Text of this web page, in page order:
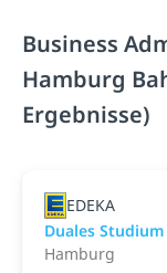
Business
Hamburg
Ergebnisse)
EDEKA
Duales
Hamburg